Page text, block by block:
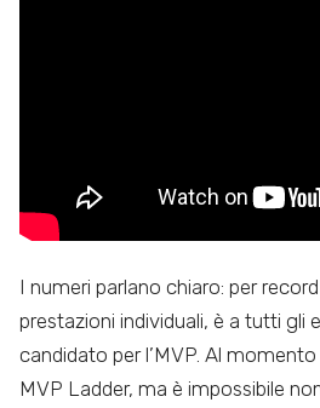
I numeri parlano chiaro: per
prestazioni individuali, è a tutti gli
candidato per l’MVP. Al
MVP Ladder, ma è impossibile